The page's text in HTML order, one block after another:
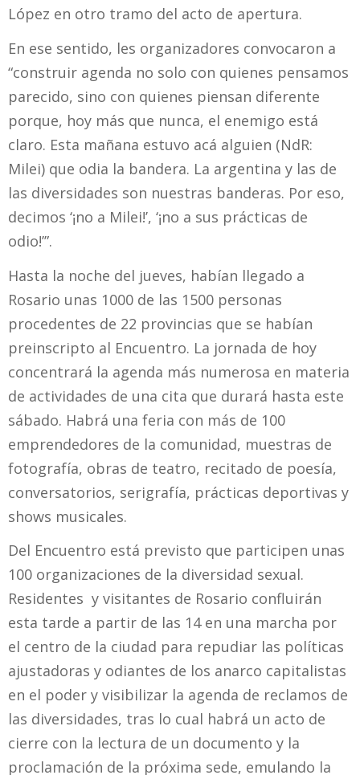
López en otro tramo del acto de apertura.
En ese sentido, les organizadores convocaron a
“construir agenda no solo con quienes pensamos
parecido, sino con quienes piensan diferente
porque, hoy más que nunca, el enemigo está
claro. Esta mañana estuvo acá alguien (NdR:
Milei) que odia la bandera. La argentina y las de
las diversidades son nuestras banderas. Por eso,
decimos ‘¡no a Milei!’, ‘¡no a sus prácticas de
odio!’”.
Hasta la noche del jueves, habían llegado a
Rosario unas 1000 de las 1500 personas
procedentes de 22 provincias que se habían
preinscripto al Encuentro. La jornada de hoy
concentrará la agenda más numerosa en materia
de actividades de una cita que durará hasta este
sábado. Habrá una feria con más de 100
emprendedores de la comunidad, muestras de
fotografía, obras de teatro, recitado de poesía,
conversatorios, serigrafía, prácticas deportivas y
shows musicales.
Del Encuentro está previsto que participen unas
100 organizaciones de la diversidad sexual.
Residentes y visitantes de Rosario confluirán
esta tarde a partir de las 14 en una marcha por
el centro de la ciudad para repudiar las políticas
ajustadoras y odiantes de los anarco capitalistas
en el poder y visibilizar la agenda de reclamos de
las diversidades, tras lo cual habrá un acto de
cierre con la lectura de un documento y la
proclamación de la próxima sede, emulando la